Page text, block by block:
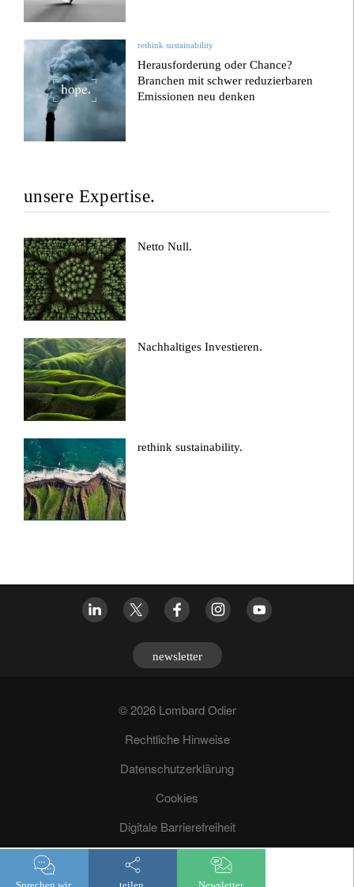
rethink sustainability
Herausforderung oder Chance?
Branchen mit schwer reduzierbaren
Emissionen neu denken
unsere Expertise.
Netto Null.
Nachhaltiges Investieren.
rethink sustainability.
newsletter
© 2026 Lombard Odier
Rechtliche Hinweise
Datenschutzerklärung
Cookies
Digitale Barrierefreiheit
Betrugsprävention